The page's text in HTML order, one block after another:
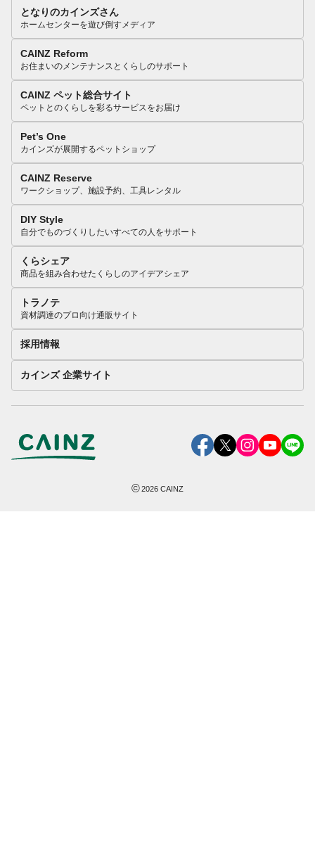
となりのカインズさん
ホームセンターを遊び倒すメディア
CAINZ Reform
お住まいのメンテナンスとくらしのサポート
CAINZ ペット総合サイト
ペットとのくらしを彩るサービスをお届け
Pet’s One
カインズが展開するペットショップ
CAINZ Reserve
ワークショップ、施設予約、工具レンタル
DIY Style
自分でものづくりしたいすべての人をサポート
くらシェア
商品を組み合わせたくらしのアイデアシェア
トラノテ
資材調達のプロ向け通販サイト
採用情報
カインズ 企業サイト
©2026 CAINZ